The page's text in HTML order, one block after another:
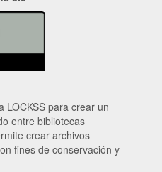
LOCKSS para crear un
entre bibliotecas
crear archivos
fines de conservación y